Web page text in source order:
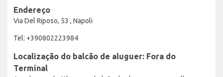
Endereço
Via Del Riposo, 53 , Napoli
Tel: +390802223984
Localização do balcão de aluguer: Fora do
Terminal